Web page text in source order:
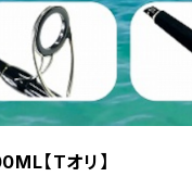
【Tオリ】